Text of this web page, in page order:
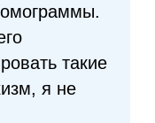
такие
я не